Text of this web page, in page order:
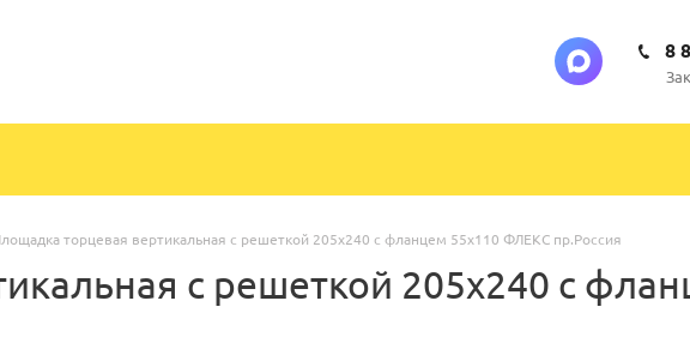
8
торцевая вертикальная с решеткой 205х240 с фланцем 55х110 ФЛЕКС пр.Россия
с решеткой 205х240 с